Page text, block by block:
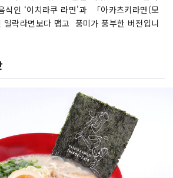
식인 ‘이치라쿠 라면'과 「아카츠키라면(모
락라면보다 맵고 풍미가 풍부한 버전입니